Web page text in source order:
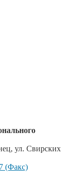
ул. Свирских
(Факс)